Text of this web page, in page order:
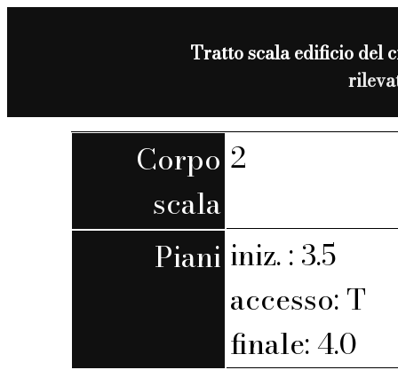
Tratto scala edificio del
Corpo
scala
2
Piani iniz. : 3.5
accesso: T
finale: 4.0